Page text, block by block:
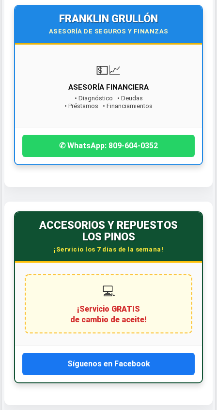
FRANKLIN GRULLÓN
ASESORÍA DE SEGUROS Y FINANZAS
💵📈
ASESORÍA FINANCIERA
• Diagnóstico • Deudas
• Préstamos • Financiamientos
¡Contáctanos hoy!
✆ WhatsApp: 809-604-0352
ACCESORIOS Y REPUESTOS
LOS PINOS
¡Servicio los 7 días de la semana!
💻
¡Servicio GRATIS
de cambio de aceite!
Síguenos en Facebook